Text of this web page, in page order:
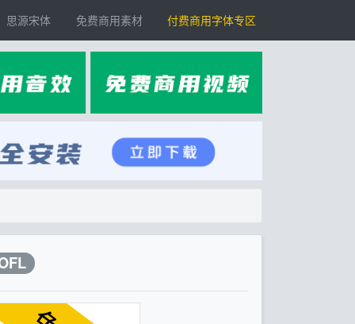
思源宋体 免费商用素材 付费商用字体专区